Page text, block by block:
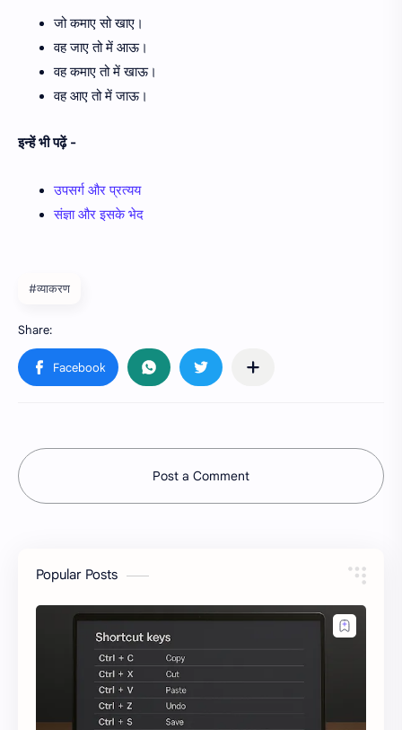
जो कमाए सो खाए।
वह जाए तो में आऊ।
वह कमाए तो में खाऊ।
वह आए तो में जाऊ।
इन्हें भी पढ़ें -
उपसर्ग और प्रत्यय
संज्ञा और इसके भेद
#व्याकरण
Post a Comment
Popular Posts